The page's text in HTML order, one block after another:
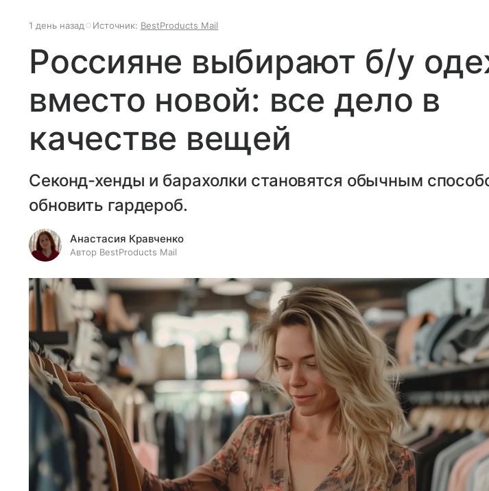
1 день назад Источник: BestProducts Mail
Россияне выбирают б/у
вместо новой: все дело в
качестве вещей
Секонд-хенды и барахолки становятся обычным
обновить гардероб.
Анастасия Кравченко
Автор BestProducts Mail